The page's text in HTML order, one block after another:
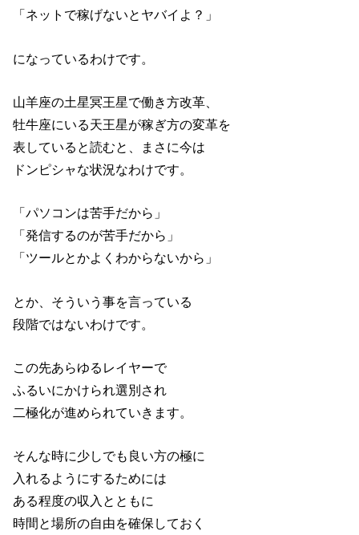
「ネットで稼げないとヤバイよ？」
になっているわけです。
山羊座の土星冥王星で働き方改革、
牡牛座にいる天王星が稼ぎ方の変革を
表していると読むと、まさに今は
ドンピシャな状況なわけです。
「パソコンは苦手だから」
「発信するのが苦手だから」
「ツールとかよくわからないから」
とか、そういう事を言っている
段階ではないわけです。
この先あらゆるレイヤーで
ふるいにかけられ選別され
二極化が進められていきます。
そんな時に少しでも良い方の極に
入れるようにするためには
ある程度の収入とともに
時間と場所の自由を確保しておく